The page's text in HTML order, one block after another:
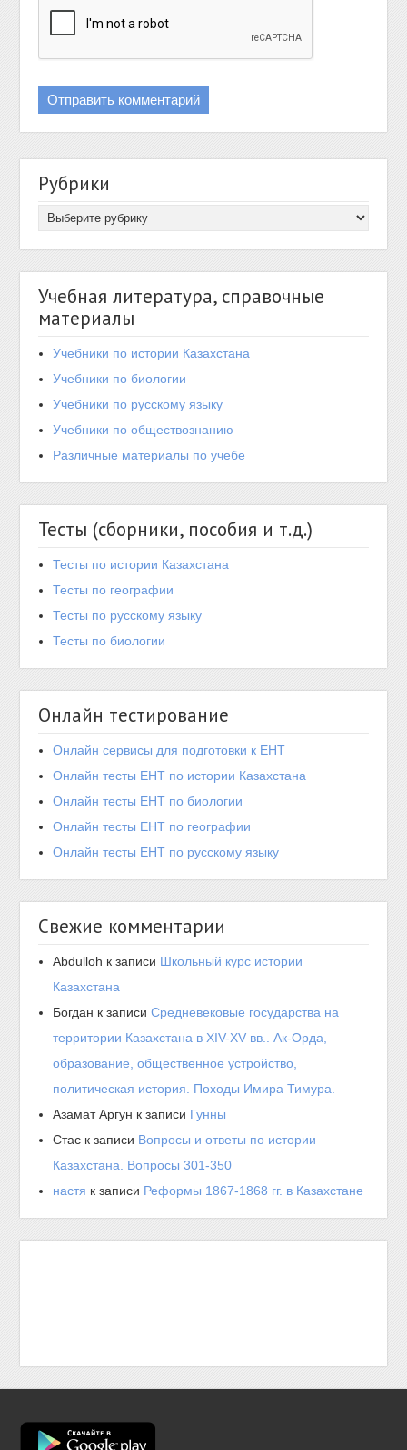
Рубрики
Учебная литература, справочные
материалы
Учебники по истории Казахстана
Учебники по биологии
Учебники по русскому языку
Учебники по обществознанию
Различные материалы по учебе
Тесты (сборники, пособия и т.д.)
Тесты по истории Казахстана
Тесты по географии
Тесты по русскому языку
Тесты по биологии
Онлайн тестирование
Онлайн сервисы для подготовки к ЕНТ
Онлайн тесты ЕНТ по истории Казахстана
Онлайн тесты ЕНТ по биологии
Онлайн тесты ЕНТ по географии
Онлайн тесты ЕНТ по русскому языку
Свежие комментарии
Abdulloh к записи Школьный курс истории
Казахстана
Богдан к записиСредневековые государства на
территории Казахстана в XIV-XV вв.. Ак-Орда,
образование, общественное устройство,
политическая история. Походы Имира Тимура.
Азамат Аргун к записи Гунны
Стас к записи Вопросы и ответы по истории
Казахстана. Вопросы 301-350
настя к записи Реформы 1867-1868 гг. в Казахстане